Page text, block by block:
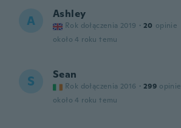
A Ashley
Rok dołączenia 2019 · 20 opinie
około 4 roku temu
S Sean
Rok dołączenia 2016 · 299 opinie
około 4 roku temu